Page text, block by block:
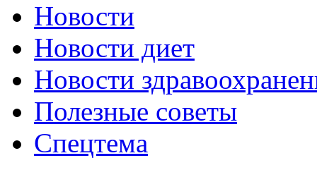
Новости
Новости диет
Новости
Полезные советы
Спецтема